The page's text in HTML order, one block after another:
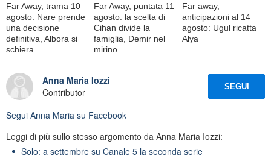
Far Away, trama 10
agosto: Nare prende
una decisione
definitiva, Albora si
schiera
Far Away, puntata 11
agosto: la scelta di
Cihan divide la
famiglia, Demir nel
mirino
Far away,
anticipazioni al 14
agosto: Ugul ricatta
Alya
Anna Maria Iozzi
Contributor
SEGUI
Segui Anna Maria su Facebook
Leggi di più sullo stesso argomento da Anna Maria Iozzi:
Solo: a settembre su Canale 5 la seconda serie